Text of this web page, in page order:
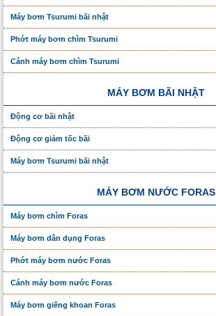
Máy bơm Tsurumi bãi nhật
Phớt máy bơm chìm Tsurumi
Cánh máy bơm chìm Tsurumi
MÁY BƠM BÃI NHẬT
Động cơ bãi nhật
Động cơ giảm tốc bãi
Máy bơm Tsurumi bãi nhật
MÁY BƠM NƯỚC FORAS
Máy bơm chìm Foras
Máy bơm dân dụng Foras
Phớt máy bơm nước Foras
Cánh máy bơm nước Foras
Máy bơm giếng khoan Foras